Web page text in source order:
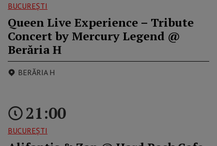
BUCUREŞTI
Queen Live Experience – Tribute
Concert by Mercury Legend @
Berăria H
BERĂRIA H
21:00
BUCUREŞTI